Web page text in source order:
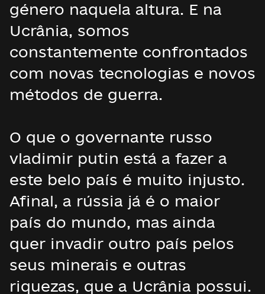
género naquela altura. E na
Ucrânia, somos
constantemente confrontados
com novas tecnologias e novos
métodos de guerra.
O que o governante russo
vladimir putin está a fazer a
este belo país é muito injusto.
Afinal, a rússia já é o maior
país do mundo, mas ainda
quer invadir outro país pelos
seus minerais e outras
riquezas, que a Ucrânia possui.